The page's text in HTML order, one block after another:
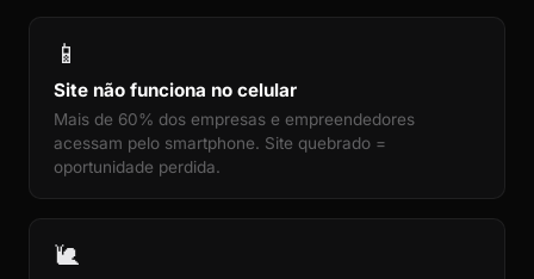
📱
Site não funciona no celular
Mais de 60% dos empresas e empreendedores
acessam pelo smartphone. Site quebrado =
oportunidade perdida.
🐌